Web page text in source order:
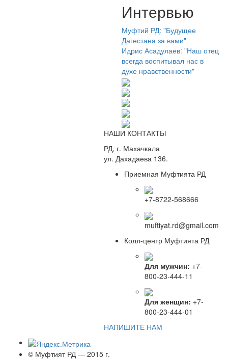
Интервью
Муфтий РД: "Будущее
Дагестана за вами"
Идрис Асадулаев: "Наш отец
всегда воспитывал нас в
духе нравственности"
НАШИ КОНТАКТЫ
РД, г. Махачкала
ул. Дахадаева 136.
Приемная Муфтията РД
+7-8722-568666
muftiyat.rd@gmail.com
Колл-центр Муфтията РД
Для мужчин: +7-
800-23-444-11
Для женщин: +7-
800-23-444-01
НАПИШИТЕ НАМ
© Муфтият РД — 2015 г.